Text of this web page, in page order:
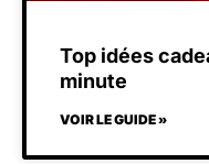
Top idées
minute
VOIR LE GUIDE »